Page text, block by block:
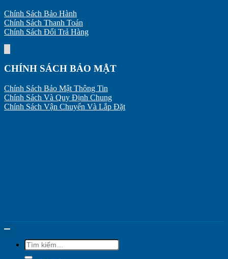
Chính Sách Bảo Hành
Chính Sách Thanh Toán
Chính Sách Đổi Trả Hàng
CHÍNH SÁCH BẢO MẬT
Chính Sách Bảo Mật Thông Tin
Chính Sách Và Quy Định Chung
Chính Sách Vận Chuyển Và Lắp Đặt
Tìm
kiếm: